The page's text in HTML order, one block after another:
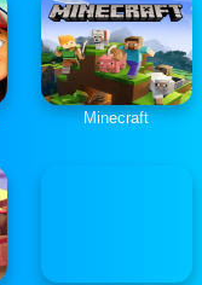
Minecraft